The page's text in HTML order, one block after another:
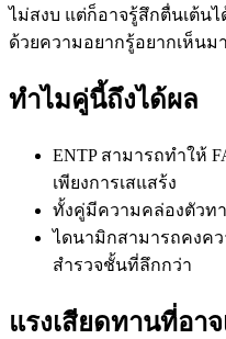
ไม่สงบ แต่ก็อาจรู้สึกตื่นเต้นไ
ด้วยความอยากรู้อยากเห็น
ทำไมคู่นี้ถึงได้ผล
ENTP สามารถทำให้
เพียงการเสแสร้ง
ทั้งคู่มีความคล่องตัวท
ไดนามิกสามารถคงค
สำรวจชั้นที่ลึกกว่า
แรงเสียดทานที่อา